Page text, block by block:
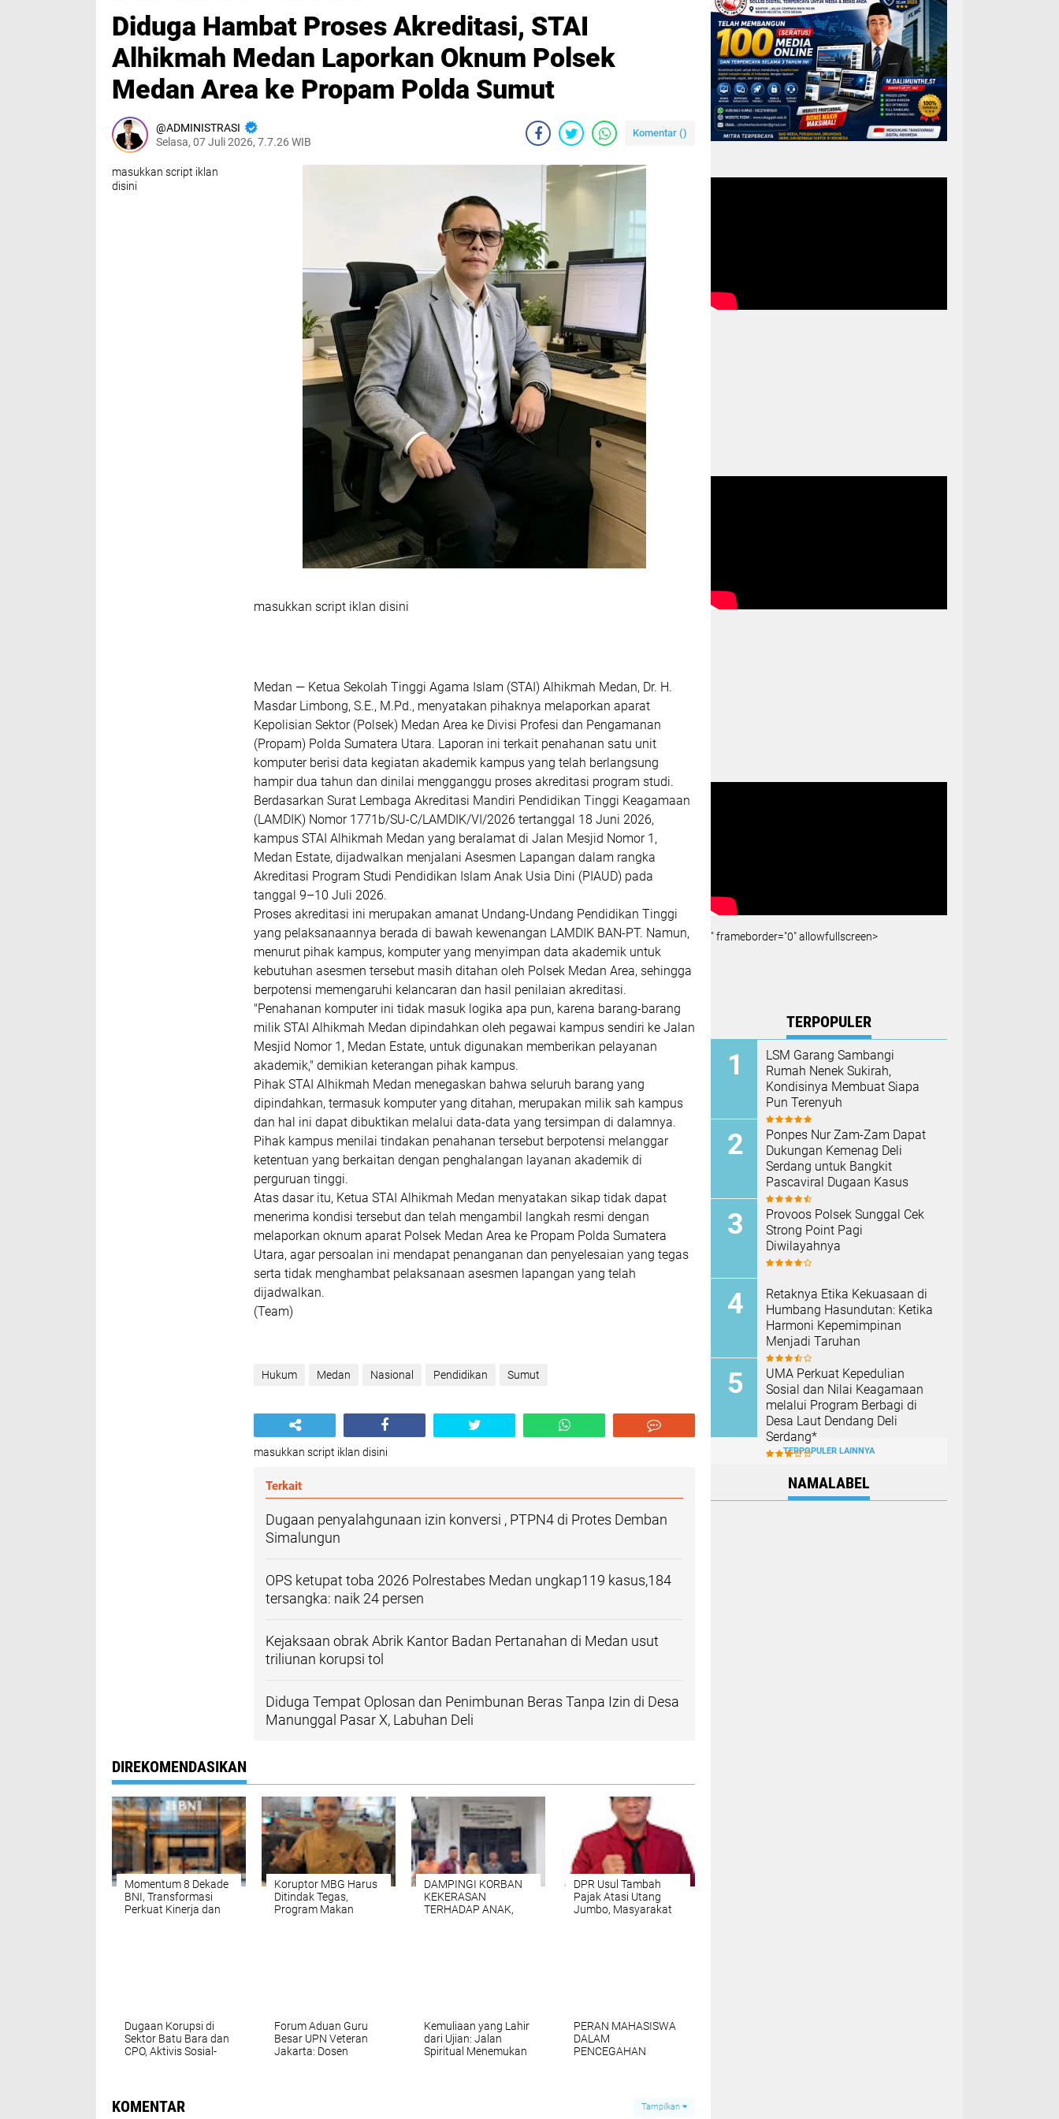
Diduga Hambat Proses Akreditasi, STAI
Alhikmah Medan Laporkan Oknum Polsek
Medan Area ke Propam Polda Sumut‎
ADMINISTRASI
Selasa, 07 Juli 2026, 7.7.26 WIB
Komentar ()
masukkan script iklan
disini
masukkan script iklan disini
‎Medan — Ketua Sekolah Tinggi Agama Islam (STAI) Alhikmah Medan, Dr. H.
Masdar Limbong, S.E., M.Pd., menyatakan pihaknya melaporkan aparat
Kepolisian Sektor (Polsek) Medan Area ke Divisi Profesi dan Pengamanan
(Propam) Polda Sumatera Utara. Laporan ini terkait penahanan satu unit
komputer berisi data kegiatan akademik kampus yang telah berlangsung
hampir dua tahun dan dinilai mengganggu proses akreditasi program studi.
‎Berdasarkan Surat Lembaga Akreditasi Mandiri Pendidikan Tinggi Keagamaan
(LAMDIK) Nomor 1771b/SU-C/LAMDIK/VI/2026 tertanggal 18 Juni 2026,
kampus STAI Alhikmah Medan yang beralamat di Jalan Mesjid Nomor 1,
Medan Estate, dijadwalkan menjalani Asesmen Lapangan dalam rangka
Akreditasi Program Studi Pendidikan Islam Anak Usia Dini (PIAUD) pada
tanggal 9–10 Juli 2026.
‎Proses akreditasi ini merupakan amanat Undang-Undang Pendidikan Tinggi
yang pelaksanaannya berada di bawah kewenangan LAMDIK BAN-PT. Namun,
menurut pihak kampus, komputer yang menyimpan data akademik untuk
kebutuhan asesmen tersebut masih ditahan oleh Polsek Medan Area, sehingga
berpotensi memengaruhi kelancaran dan hasil penilaian akreditasi.
‎"Penahanan komputer ini tidak masuk logika apa pun, karena barang-barang
milik STAI Alhikmah Medan dipindahkan oleh pegawai kampus sendiri ke Jalan
Mesjid Nomor 1, Medan Estate, untuk digunakan memberikan pelayanan
akademik," demikian keterangan pihak kampus.
‎Pihak STAI Alhikmah Medan menegaskan bahwa seluruh barang yang
dipindahkan, termasuk komputer yang ditahan, merupakan milik sah kampus
dan hal ini dapat dibuktikan melalui data-data yang tersimpan di dalamnya.
Pihak kampus menilai tindakan penahanan tersebut berpotensi melanggar
ketentuan yang berkaitan dengan penghalangan layanan akademik di
perguruan tinggi.
‎Atas dasar itu, Ketua STAI Alhikmah Medan menyatakan sikap tidak dapat
menerima kondisi tersebut dan telah mengambil langkah resmi dengan
melaporkan oknum aparat Polsek Medan Area ke Propam Polda Sumatera
Utara, agar persoalan ini mendapat penanganan dan penyelesaian yang tegas
serta tidak menghambat pelaksanaan asesmen lapangan yang telah
dijadwalkan.
‎(Team)
Hukum Medan Nasional Pendidikan Sumut
masukkan script iklan disini
Terkait
Dugaan penyalahgunaan izin konversi , PTPN4 di Protes Demban
Simalungun
OPS ketupat toba 2026 Polrestabes Medan ungkap119 kasus,184
tersangka: naik 24 persen‎
‎Kejaksaan obrak Abrik Kantor Badan Pertanahan di Medan usut
triliunan korupsi tol
Diduga Tempat Oplosan dan Penimbunan Beras Tanpa Izin di Desa
Manunggal Pasar X, Labuhan Deli
DIREKOMENDASIKAN
Momentum 8 Dekade
BNI, Transformasi
Perkuat Kinerja dan
Koruptor MBG Harus
Ditindak Tegas,
Program Makan
DAMPINGI KORBAN
KEKERASAN
TERHADAP ANAK,
‎DPR Usul Tambah
Pajak Atasi Utang
Jumbo, Masyarakat
Dugaan Korupsi di
Sektor Batu Bara dan
CPO, Aktivis Sosial-
Transparan
Forum Aduan Guru
Besar UPN Veteran
Jakarta: Dosen
Kemuliaan yang Lahir
dari Ujian: Jalan
Spiritual Menemukan
PERAN MAHASISWA
DALAM
PENCEGAHAN
KOMENTAR Tampilkan
" frameborder="0" allowfullscreen>
TERPOPULER
LSM Garang Sambangi
Rumah Nenek Sukirah,
Kondisinya Membuat Siapa
Pun Terenyuh
Ponpes Nur Zam-Zam Dapat
Dukungan Kemenag Deli
Serdang untuk Bangkit
Pascaviral Dugaan Kasus
Provoos Polsek Sunggal Cek
Strong Point Pagi
Diwilayahnya
Retaknya Etika Kekuasaan di
Humbang Hasundutan: Ketika
Harmoni Kepemimpinan
Menjadi Taruhan
UMA Perkuat Kepedulian
Sosial dan Nilai Keagamaan
melalui Program Berbagi di
Desa Laut Dendang Deli
Serdang*
TERPOPULER LAINNYA
NAMALABEL